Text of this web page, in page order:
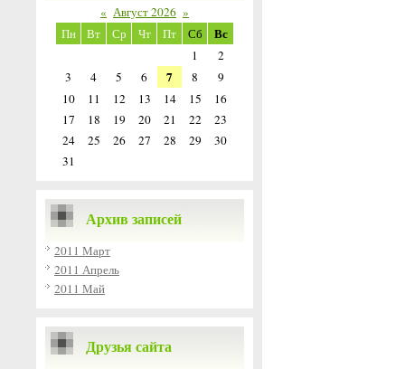
« Август 2026 »
Пн
Вт Ср Чт Пт Сб Вс
1
2
3
4 5 6 7 8
9
10
11 12 13 14 15
16
17
18 19 20 21 22
23
24
25 26 27 28 29
30
31
Архив записей
2011 Март
2011 Апрель
2011 Май
Друзья сайта